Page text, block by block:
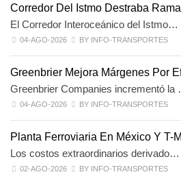
Corredor Del Istmo Destraba
El Corredor Interoceánico del Istmo…
04-AGO-2026 BY INFO-TRANSPORTES
Greenbrier Mejora Márgenes Por
Greenbrier Companies incrementó la
04-AGO-2026 BY INFO-TRANSPORTES
Planta Ferroviaria En México Y T-
Los costos extraordinarios derivado…
02-AGO-2026 BY INFO-TRANSPORTES